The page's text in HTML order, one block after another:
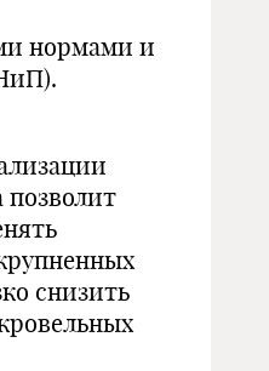
нормами и
позволит
снизить